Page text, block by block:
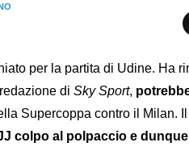
per la partita di Udine. Ha
di Sky Sport,
Supercoppa contro il Milan.
colpo al polpaccio e